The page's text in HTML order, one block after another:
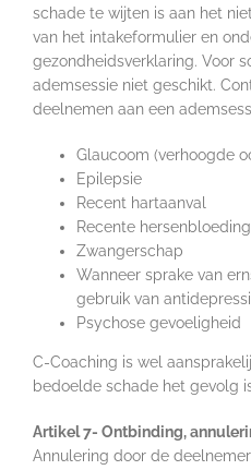
schade te wijten is aan het
van het intakeformulier en
gezondheidsverklaring. Voor
ademsessie niet geschikt.
deelnemen aan een
Glaucoom (verhoogde
Epilepsie
Recent hartaanval
Recente hersenbloeding
Zwangerschap
Wanneer sprake van
gebruik van
Psychose gevoeligheid
C-Coaching is wel
bedoelde schade het gevolg
Artikel 7- Ontbinding,
Annulering door de